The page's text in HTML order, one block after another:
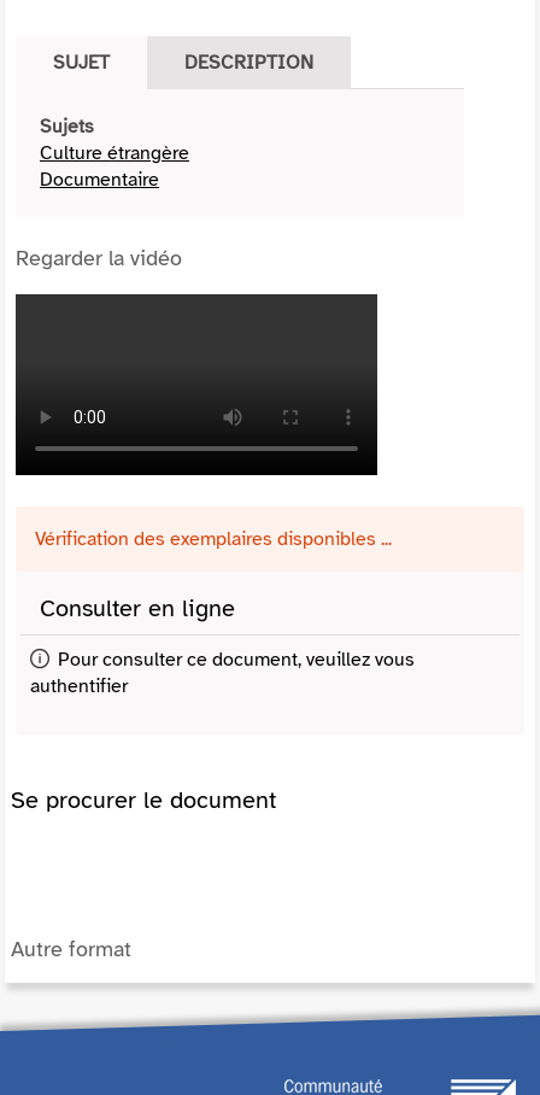
SUJET DESCRIPTION
Sujets
Culture étrangère
Documentaire
Regarder la vidéo
Vérification des exemplaires disponibles ...
Consulter en ligne
Pour consulter ce document, veuillez vous
authentifier
Se procurer le document
Autre format